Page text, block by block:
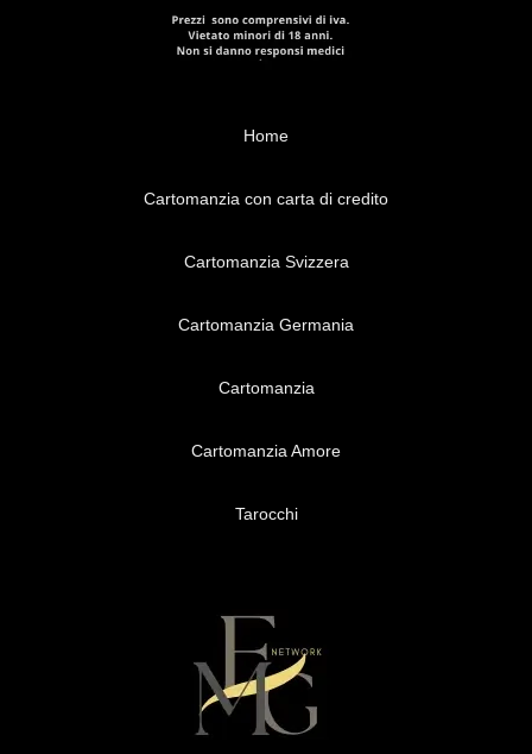
Home
Cartomanzia con carta di credito
Cartomanzia Svizzera
Cartomanzia Germania
Cartomanzia
Cartomanzia Amore
Tarocchi